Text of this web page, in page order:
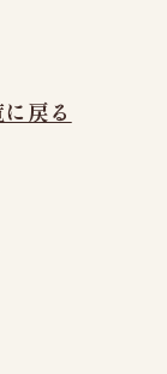
戻る